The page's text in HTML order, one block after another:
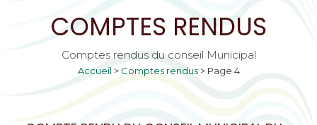
COMPTES RENDUS
Comptes rendus du conseil Municipal
Accueil > Comptes rendus> Page 4